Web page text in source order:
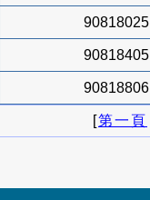
90818025
90818405
90818806
[第一頁